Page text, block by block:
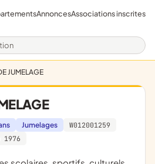
AnnoncesAssociations inscrites
JUMELAGE
Jumelages
W012001259
1976